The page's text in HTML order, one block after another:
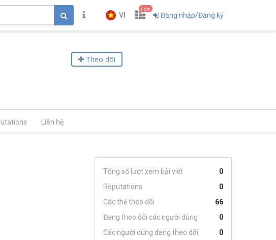
VI
new
Đăng nhập/Đăng ký
Theo dõi
Liên hệ
Tổng số lượt xem bài viết
0
Reputations
0
Các thẻ theo dõi
66
Đang theo dõi các người dùng
0
Các người dùng đang theo dõi
0